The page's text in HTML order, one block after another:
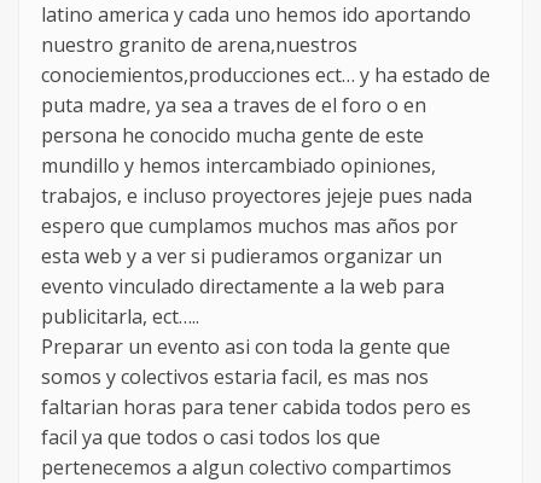
latino america y cada uno hemos ido aportando
nuestro granito de arena,nuestros
conociemientos,producciones ect… y ha estado de
puta madre, ya sea a traves de el foro o en
persona he conocido mucha gente de este
mundillo y hemos intercambiado opiniones,
trabajos, e incluso proyectores jejeje pues nada
espero que cumplamos muchos mas años por
esta web y a ver si pudieramos organizar un
evento vinculado directamente a la web para
publicitarla, ect…..
Preparar un evento asi con toda la gente que
somos y colectivos estaria facil, es mas nos
faltarian horas para tener cabida todos pero es
facil ya que todos o casi todos los que
pertenecemos a algun colectivo compartimos